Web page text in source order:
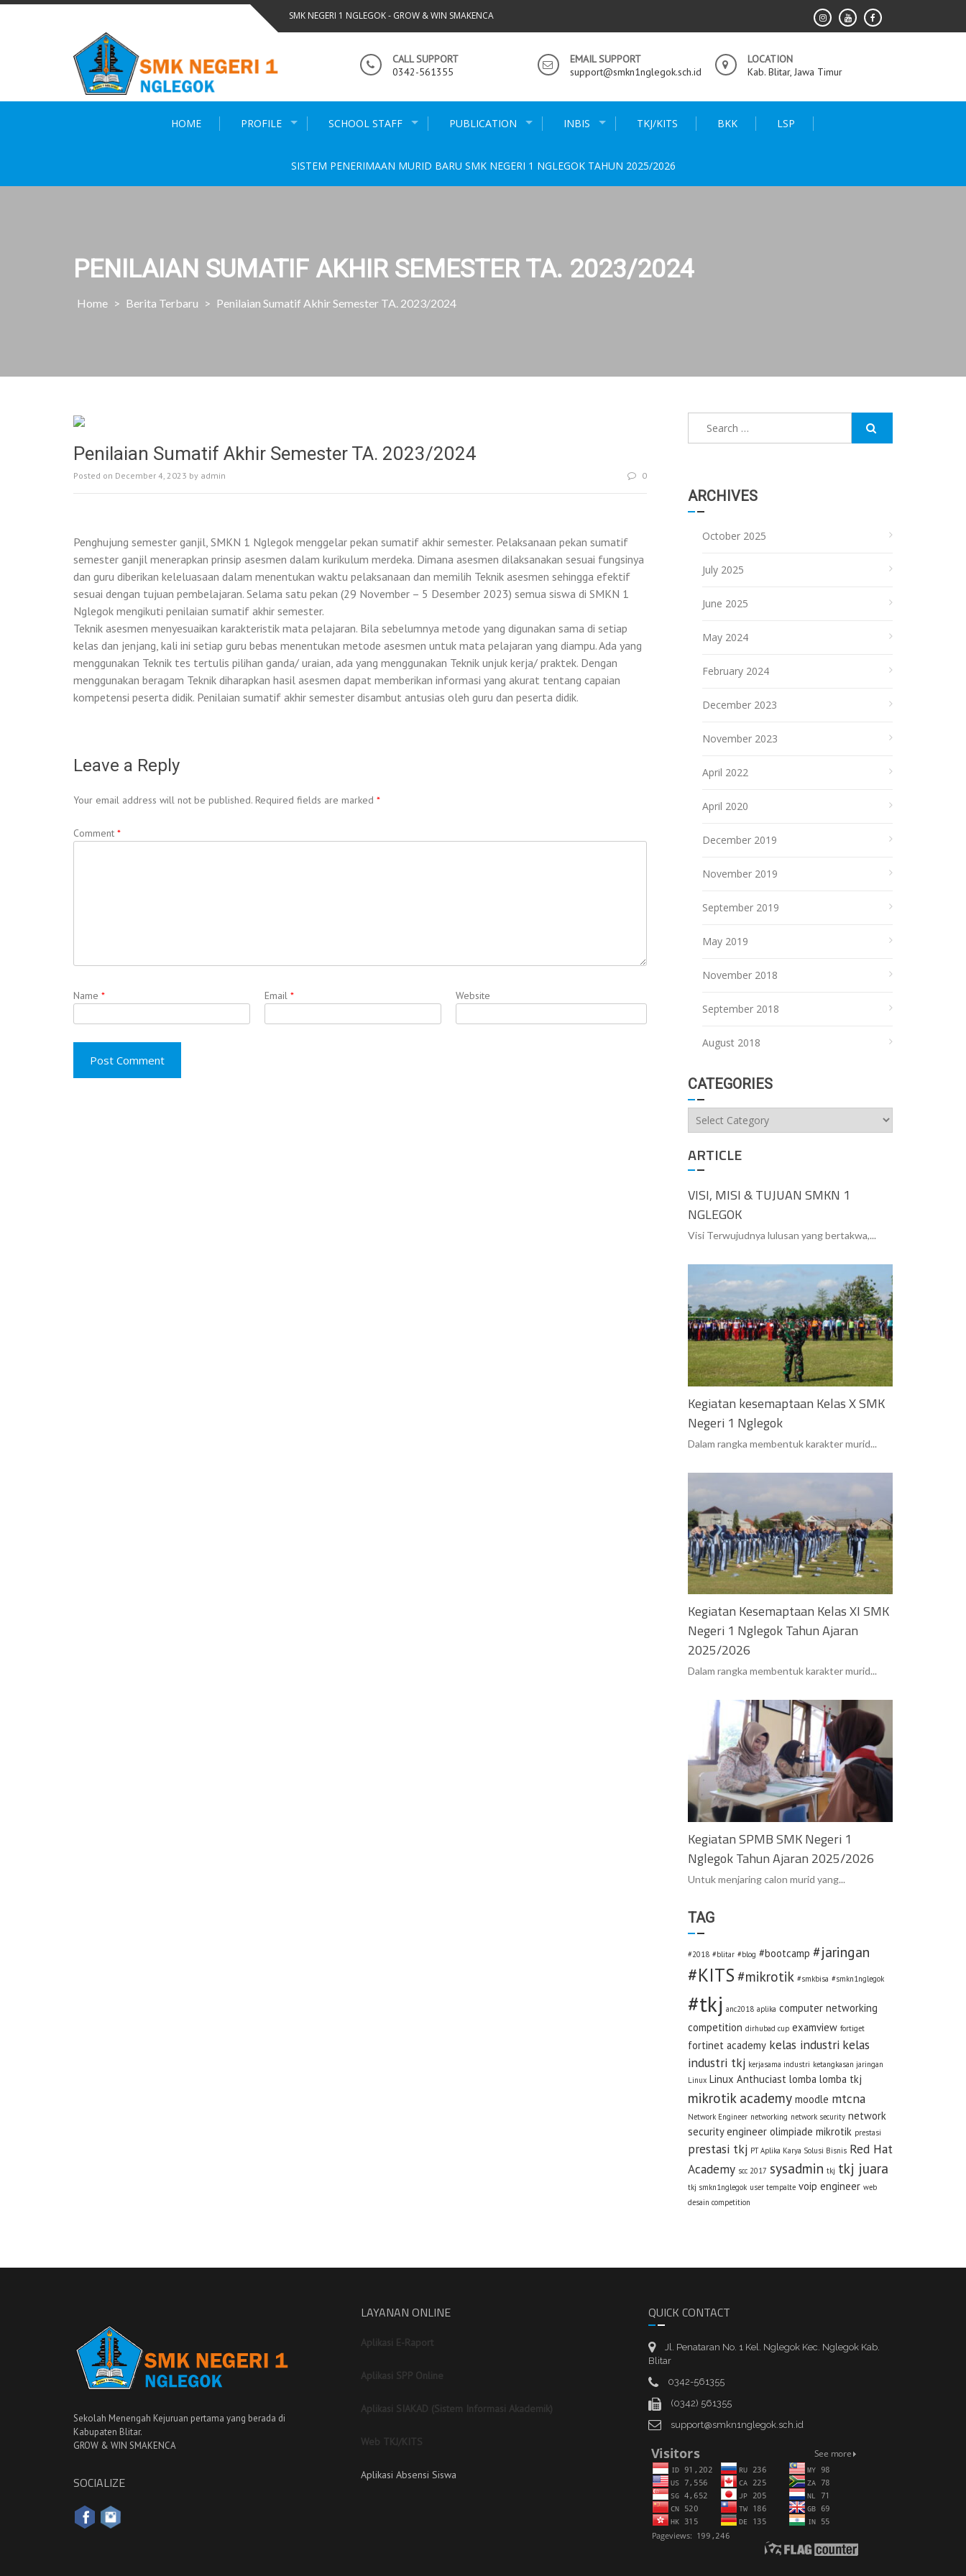
Skip
SMK NEGERI 1 NGLEGOK - GROW & WIN SMAKENCA
CALL SUPPORT
0342-561355
EMAIL SUPPORT
support@smkn1nglegok.sch.id
LOCATION
Kab. Blitar, Jawa Timur
HOME PROFILE SCHOOL STAFF PUBLICATION INBIS TKJ/KITS BKK LSP
SISTEM PENERIMAAN MURID BARU SMK NEGERI 1 NGLEGOK TAHUN 2025/2026
PENILAIAN SUMATIF AKHIR SEMESTER TA. 2023/2024
Home > Berita Terbaru > Penilaian Sumatif Akhir Semester TA. 2023/2024
Penilaian Sumatif Akhir Semester TA. 2023/2024
Posted on December 4, 2023 by admin 0
Penghujung semester ganjil, SMKN 1 Nglegok menggelar pekan sumatif akhir semester. Pelaksanaan pekan sumatif
semester ganjil menerapkan prinsip asesmen dalam kurikulum merdeka. Dimana asesmen dilaksanakan sesuai fungsinya
dan guru diberikan keleluasaan dalam menentukan waktu pelaksanaan dan memilih Teknik asesmen sehingga efektif
sesuai dengan tujuan pembelajaran. Selama satu pekan (29 November – 5 Desember 2023) semua siswa di SMKN 1
Nglegok mengikuti penilaian sumatif akhir semester.
Teknik asesmen menyesuaikan karakteristik mata pelajaran. Bila sebelumnya metode yang digunakan sama di setiap
kelas dan jenjang, kali ini setiap guru bebas menentukan metode asesmen untuk mata pelajaran yang diampu. Ada yang
menggunakan Teknik tes tertulis pilihan ganda/ uraian, ada yang menggunakan Teknik unjuk kerja/ praktek. Dengan
menggunakan beragam Teknik diharapkan hasil asesmen dapat memberikan informasi yang akurat tentang capaian
kompetensi peserta didik. Penilaian sumatif akhir semester disambut antusias oleh guru dan peserta didik.
Leave a Reply
Your email address will not be published. Required fields are marked *
Comment *
Name * Email * Website
ARCHIVES
October 2025
July 2025
June 2025
May 2024
February 2024
December 2023
November 2023
April 2022
April 2020
December 2019
November 2019
September 2019
May 2019
November 2018
September 2018
August 2018
CATEGORIES
Categories
ARTICLE
VISI, MISI & TUJUAN SMKN 1
NGLEGOK
Visi Terwujudnya lulusan yang bertakwa,...
Kegiatan kesemaptaan Kelas X SMK
Negeri 1 Nglegok
Dalam rangka membentuk karakter murid...
Kegiatan Kesemaptaan Kelas XI SMK
Negeri 1 Nglegok Tahun Ajaran
2025/2026
Dalam rangka membentuk karakter murid...
Kegiatan SPMB SMK Negeri 1
Nglegok Tahun Ajaran 2025/2026
Untuk menjaring calon murid yang...
TAG
#2018 #blitar #blog #bootcamp #jaringan
#KITS #mikrotik #smkbisa #smkn1nglegok
#tkj anc2018 aplika computer networking
competition dirhubad cup examview fortiget
fortinet academy kelas industri kelas
industri tkj kerjasama industri ketangkasan jaringan
Linux Linux Anthuciast lomba lomba tkj
mikrotik academy moodle mtcna
Network Engineer networking network security network
security engineer olimpiade mikrotik prestasi
prestasi tkj PT Aplika Karya Solusi Bisnis Red Hat
Academy scc 2017 sysadmin tkj tkj juara
tkj smkn1nglegok user tempalte voip engineer web
desain competition
Sekolah Menengah Kejuruan pertama yang berada di
Kabupaten Blitar.
GROW & WIN SMAKENCA
SOCIALIZE
LAYANAN ONLINE
Aplikasi E-Raport
Aplikasi SPP Online
Aplikasi SIAKAD (Sistem Informasi Akademik)
Web TKJ/KITS
Aplikasi Absensi Siswa
QUICK CONTACT
Jl. Penataran No. 1 Kel. Nglegok Kec. Nglegok Kab.
Blitar
0342-561355
(0342) 561355
support@smkn1nglegok.sch.id